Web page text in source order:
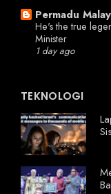
Permadu
He's the true
Minister
1 day ago
TEKNOLOGI